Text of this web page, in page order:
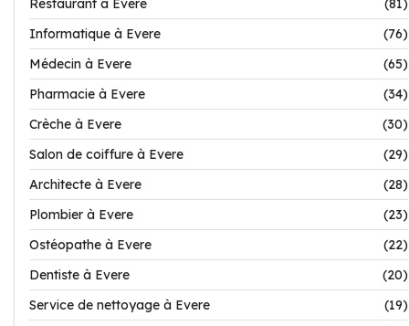
Restaurant à Evere
(81)
Informatique à Evere
(76)
Médecin à Evere
(65)
Pharmacie à Evere
(34)
Crèche à Evere
(30)
Salon de coiffure à Evere
(29)
Architecte à Evere
(28)
Plombier à Evere
(23)
Ostéopathe à Evere
(22)
Dentiste à Evere
(20)
Service de nettoyage à Evere
(19)